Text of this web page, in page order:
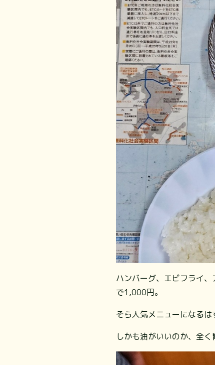
ハンバーグ、エビフライ
で1,000円。
そら人気メニューになるは
しかも油がいいのか、全